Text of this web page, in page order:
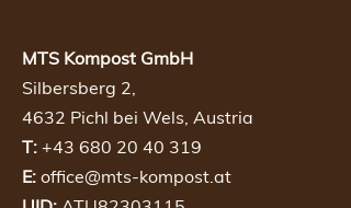
MTS Kompost GmbH
Silbersberg 2,
4632 Pichl bei Wels, Austria
T: +43 680 20 40 319
E: office@mts-kompost.at